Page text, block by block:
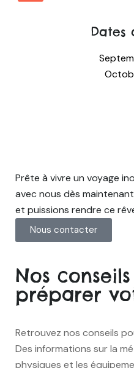
Dates
Prête à vivre un voyage
avec nous dès
et puissions rendre ce
Nous contacter
Nos
préparer
Retrouvez nos conseils
Des informations sur la
physiques et les